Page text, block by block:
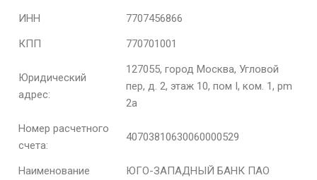
ИНН
7707456866
КПП
770701001
Юридический
адрес:
127055, город Москва, Угловой
пер, д. 2, этаж 10, пом I, ком. 1, pm
2а
Номер расчетного
счета:
40703810630060000529
Наименование
ЮГО-ЗАПАДНЫЙ БАНК ПАО